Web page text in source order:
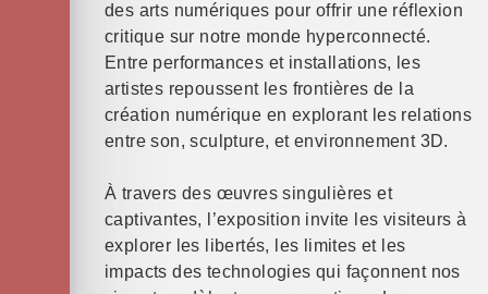
des arts numériques pour offrir une réflexion
critique sur notre monde hyperconnecté.
Entre performances et installations, les
artistes repoussent les frontières de la
création numérique en explorant les relations
entre son, sculpture, et environnement 3D.
À travers des œuvres singulières et
captivantes, l’exposition invite les visiteurs à
explorer les libertés, les limites et les
impacts des technologies qui façonnent nos